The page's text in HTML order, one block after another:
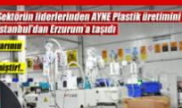
Kenan GÜLERCİ
Murat Şahsuvaroğlu ERKON’da
çıtayı yukarı taşırken,
yönetimdekiler aşağı